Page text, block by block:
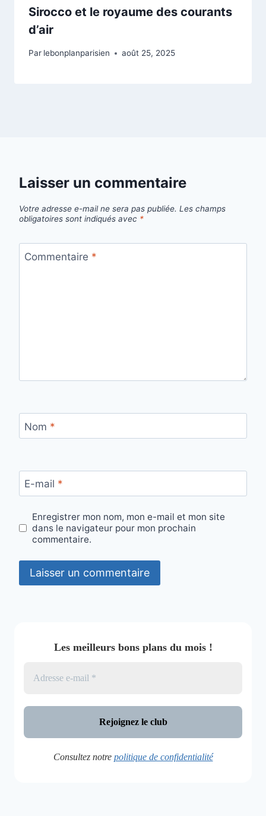
Sirocco et le royaume des courants
d’air
Par lebonplanparisien août 25, 2025
Laisser un commentaire
Votre adresse e-mail ne sera pas publiée. Les champs
obligatoires sont indiqués avec *
Commentaire *
Nom *
E-mail *
Enregistrer mon nom, mon e-mail et mon site
dans le navigateur pour mon prochain
commentaire.
Les meilleurs bons plans du mois !
Consultez notre politique de confidentialité